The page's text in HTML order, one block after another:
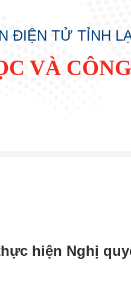
ĐIỆN TỬ TỈNH
VÀ
hiện Nghị